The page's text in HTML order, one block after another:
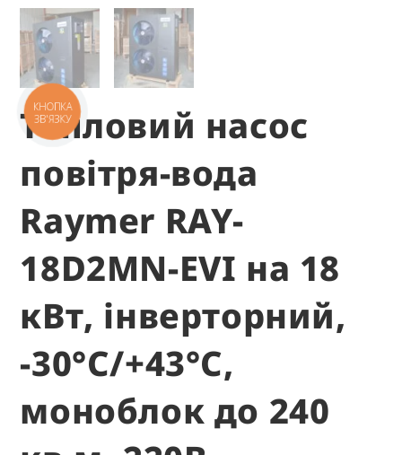
Тепловий насос
повітря-вода
Raymer RAY-
18D2MN-EVI на 18
кВт, інверторний,
-30°C/+43°C,
моноблок до 240